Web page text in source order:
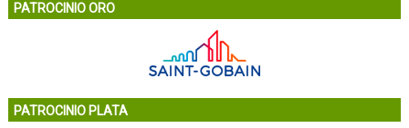
PATROCINIO ORO
PATROCINIO PLATA